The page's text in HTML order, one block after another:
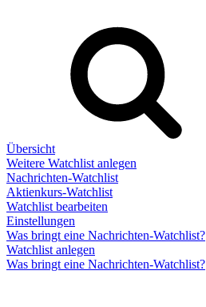
Übersicht
Weitere Watchlist anlegen
Nachrichten-Watchlist
Aktienkurs-Watchlist
Watchlist bearbeiten
Einstellungen
Was bringt eine Nachrichten-Watchlist?
Watchlist anlegen
Was bringt eine Nachrichten-Watchlist?